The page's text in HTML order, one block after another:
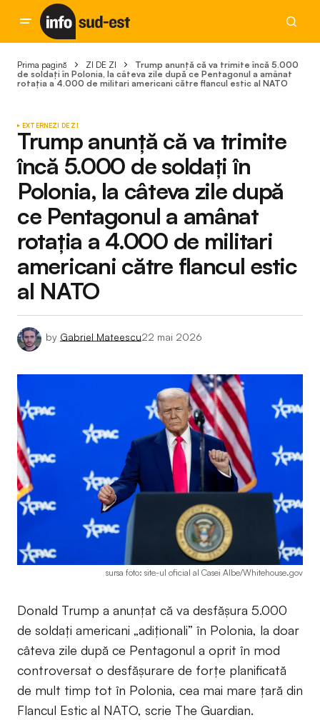
Prima pagină ZI DE ZI
Trump anunță că va trimite încă 5.000
de soldați în Polonia, la câteva zile după ce Pentagonul a amânat
rotația a 4.000 de militari americani către flancul estic al NATO
EXTERNEZI DE ZI
Trump anunță că va trimite
încă 5.000 de soldați în
Polonia, la câteva zile după
ce Pentagonul a amânat
rotația a 4.000 de militari
americani către flancul estic
al NATO
by Gabriel Mateescu22 mai 2026
sursa foto: site-ul oficial al Casei Albe/Whitehouse.gov
Donald Trump a anunțat că va desfășura 5.000
de soldați americani „adiționali” în Polonia, la doar
câteva zile după ce Pentagonul a oprit în mod
controversat o desfășurare de forțe planificată
de mult timp tot în Polonia, cea mai mare țară din
Flancul Estic al NATO, scrie The Guardian.